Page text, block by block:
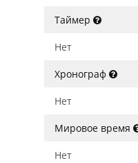
Таймер
Нет
Хронограф
Нет
Мировое время
Нет